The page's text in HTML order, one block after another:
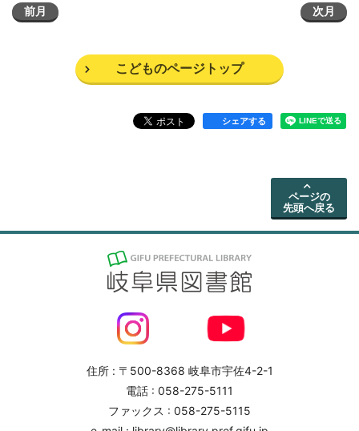
前月 次月
こどものページトップ
シェアする
ページの
先頭へ戻る
住所 : 〒500-8368 岐阜市宇佐4-2-1
電話 : 058-275-5111
ファックス : 058-275-5115